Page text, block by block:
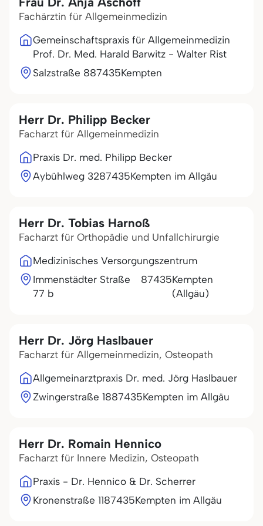
Fachärztin für Allgemeinmedizin
Gemeinschaftspraxis für Allgemeinmedizin
Prof. Dr. Med. Harald Barwitz - Walter Rist
Salzstraße 887435Kempten
Herr Dr. Philipp Becker
Facharzt für Allgemeinmedizin
Praxis Dr. med. Philipp Becker
Aybühlweg 3287435Kempten im Allgäu
Herr Dr. Tobias Harnoß
Facharzt für Orthopädie und Unfallchirurgie
Medizinisches Versorgungszentrum
Immenstädter Straße
77 b
87435Kempten
(Allgäu)
Herr Dr. Jörg Haslbauer
Facharzt für Allgemeinmedizin, Osteopath
Allgemeinarztpraxis Dr. med. Jörg Haslbauer
Zwingerstraße 1887435Kempten im Allgäu
Herr Dr. Romain Hennico
Facharzt für Innere Medizin, Osteopath
Praxis - Dr. Hennico & Dr. Scherrer
Kronenstraße 1187435Kempten im Allgäu